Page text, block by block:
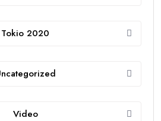
Tokio 2020
Video